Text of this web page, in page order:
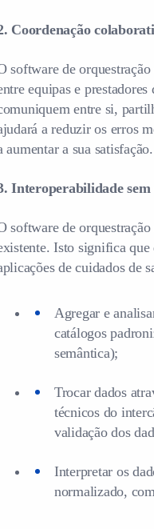
Coordenação
software de
equipas e
entre si,
a reduzir os erros
aumentar a sua satisfação.
Interoperabilidade
software de
Isto significa que
de cuidados de
Agregar e
catálogos
semântica);
Trocar dados
técnicos do
validação dos
Interpretar os
normalizado,